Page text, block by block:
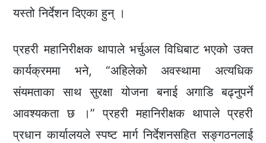
यस्तो निर्देशन दिएका हुन् ।
प्रहरी महानिरीक्षक थापाले भर्चुअल विधिबाट भएको उक्त
कार्यक्रममा भने, “अहिलेको अवस्थामा अत्यधिक
संयमताका साथ सुरक्षा योजना बनाई अगाडि बढ्नुपर्ने
आवश्यकता छ ।” प्रहरी महानिरीक्षक थापाले प्रहरी
प्रधान कार्यालयले स्पष्ट मार्ग निर्देशनसहित सङ्गठनलाई